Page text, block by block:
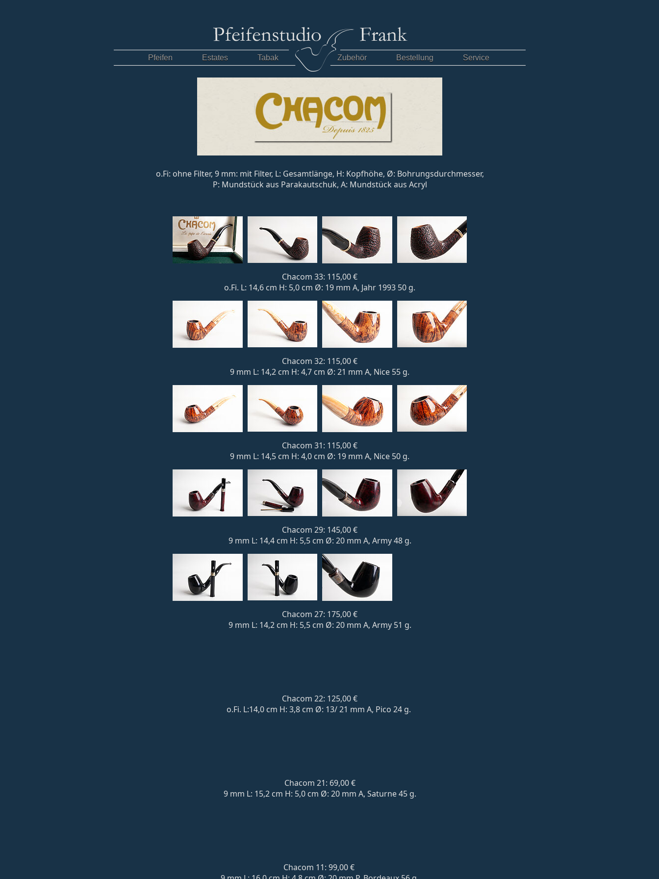
Pfeifen Estates Tabak Zubehör Bestellung Service
o.Fi: ohne Filter, 9 mm: mit Filter, L: Gesamtlänge, H: Kopfhöhe, Ø: Bohrungsdurchmesser,
P: Mundstück aus Parakautschuk, A: Mundstück aus Acryl
Chacom 33: 115,00 €
o.Fi. L: 14,6 cm H: 5,0 cm Ø: 19 mm A, Jahr 1993 50 g.
Chacom 32: 115,00 €
9 mm L: 14,2 cm H: 4,7 cm Ø: 21 mm A, Nice 55 g.
Chacom 31: 115,00 €
9 mm L: 14,5 cm H: 4,0 cm Ø: 19 mm A, Nice 50 g.
Chacom 29: 145,00 €
9 mm L: 14,4 cm H: 5,5 cm Ø: 20 mm A, Army 48 g.
Chacom 27: 175,00 €
9 mm L: 14,2 cm H: 5,5 cm Ø: 20 mm A, Army 51 g.
Chacom 22: 125,00 €
o.Fi. L:14,0 cm H: 3,8 cm Ø: 13/ 21 mm A, Pico 24 g.
Chacom 21: 69,00 €
9 mm L: 15,2 cm H: 5,0 cm Ø: 20 mm A, Saturne 45 g.
Chacom 11: 99,00 €